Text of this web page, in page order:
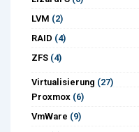
LVM (2)
RAID (4)
ZFS (4)
Virtualisierung (27)
Proxmox (6)
VmWare (9)